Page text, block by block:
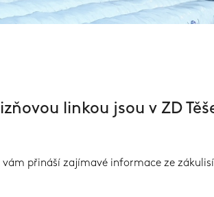
linkou jsou v ZD
vám přináší zajímavé informace ze